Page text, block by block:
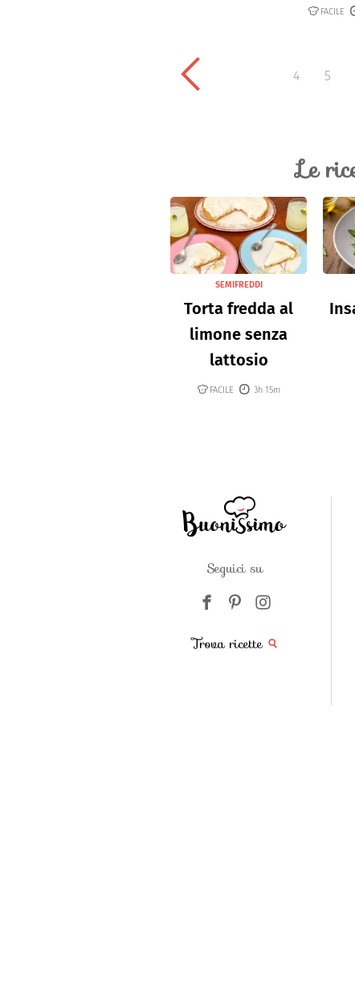
FACILE
4 5
Le
SEMIFREDDI
Torta fredda al
limone senza
lattosio
FACILE 3h 15m
Seguici su
Trova ricette